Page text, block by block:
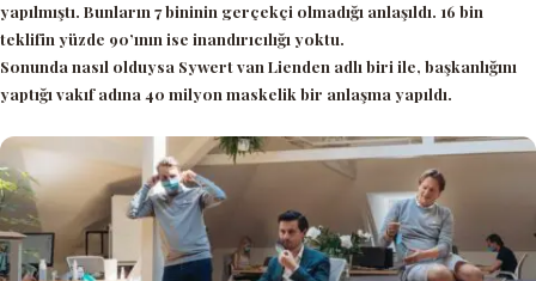
yapılmıştı. Bunların 7 bininin gerçekçi olmadığı anlaşıldı. 16 bin
teklifin yüzde 90’ının ise inandırıcılığı yoktu.
Sonunda nasıl olduysa Sywert van Lienden adlı biri ile, başkanlığını
yaptığı vakıf adına 40 milyon maskelik bir anlaşma yapıldı.